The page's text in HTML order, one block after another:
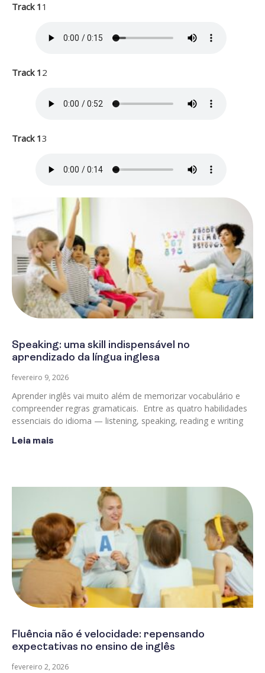
Track 1 1
Track 1 2
Track 13
Speaking: uma skill indispensável no
aprendizado da língua inglesa
fevereiro 9, 2026
Aprender inglês vai muito além de memorizar vocabulário e
compreender regras gramaticais. Entre as quatro habilidades
essenciais do idioma — listening, speaking, reading e writing
Leia mais
Fluência não é velocidade: repensando
expectativas no ensino de inglês
fevereiro 2, 2026